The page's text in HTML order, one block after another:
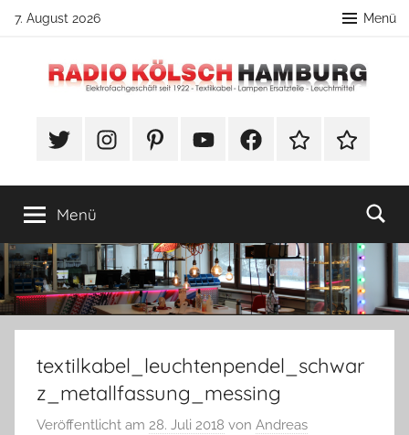
Zum
springen
7. August 2026 Menü
Radio
Hamburg
Lampenbau
#TwitterInstagramPinterestYouTubeFacebookTikTok Webshop
Menü
textilkabel_leuchtenpendel_schwar
z_metallfassung_messing
Veröffentlicht am 28. Juli 2018 von Andreas